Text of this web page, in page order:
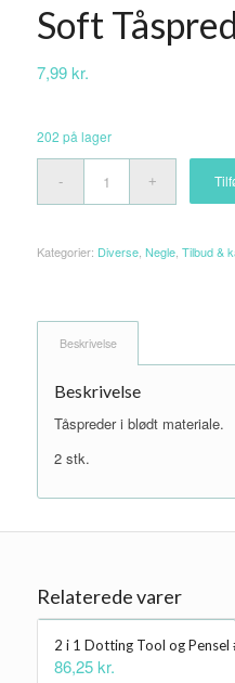
Soft
7,99kr.
202 på lager
Kategorier: Diverse, Negle, Tilbud &
Beskrivelse
Beskrivelse
Tåspreder i blødt materiale.
2 stk.
Relaterede varer
2 i 1 Dotting Tool og Pensel
86,25kr.